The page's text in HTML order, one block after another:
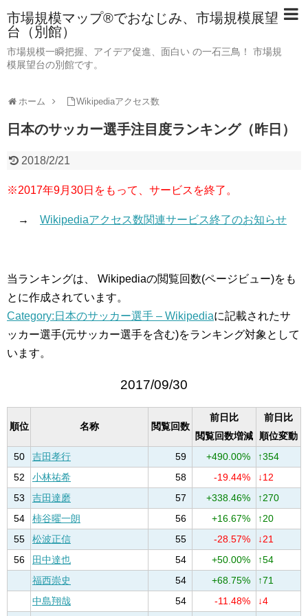
市場規模マップ®でおなじみ、市場規模展望
台（別館）
市場規模一瞬把握、アイデア促進、面白い の一石三鳥！ 市場規
模展望台の別館です。
ホーム Wikipediaアクセス数
日本のサッカー選手注目度ランキング（昨日）
2018/2/21
※2017年9月30日をもって、サービスを終了。
→ Wikipediaアクセス数関連サービス終了のお知らせ
当ランキングは、 Wikipediaの閲覧回数(ページビュー)をも
とに作成されています。
Category:日本のサッカー選手 – Wikipediaに記載されたサ
ッカー選手(元サッカー選手を含む)をランキング対象として
います。
2017/09/30
順位 名称 閲覧回数
前日比
閲覧回数増減
前日比
順位変動
50
吉田孝行 59 +490.00%
↑354
52
小林祐希 58 -19.44%
↓12
53
吉田達磨 57 +338.46%
↑270
54
柿谷曜一朗 56 +16.67%
↑20
55
松波正信 55 -28.57%
↓21
56
田中達也 54 +50.00%
↑54
福西崇史
54 +68.75%
↑71
中島翔哉
54 -11.48% ↓4